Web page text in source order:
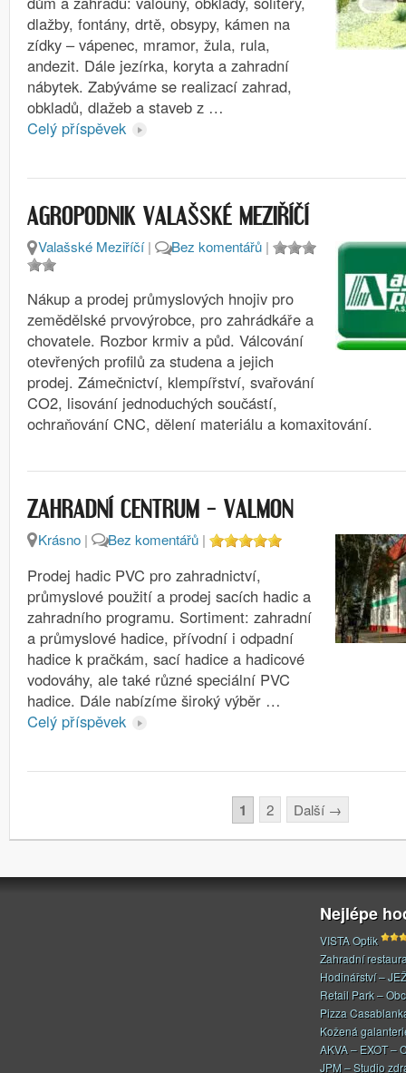
dlažby, fontány, drtě, obsypy, kámen na
zídky – vápenec, mramor, žula, rula,
andezit. Dále jezírka, koryta a zahradní
nábytek. Zabýváme se realizací zahrad,
obkladů, dlažeb a staveb z …
Celý příspěvek
AGROPODNIK VALAŠSKÉ MEZIŘÍČÍ
Valašské Meziříčí| Bez komentářů |
Nákup a prodej průmyslových hnojiv pro
zemědělské prvovýrobce, pro zahrádkáře a
chovatele. Rozbor krmiv a půd. Válcování
otevřených profilů za studena a jejich
prodej. Zámečnictví, klempířství, svařování
CO2, lisování jednoduchých součástí,
ochraňování CNC, dělení materiálu a komaxitování.
ZAHRADNÍ CENTRUM – VALMON
Krásno | Bez komentářů |
Prodej hadic PVC pro zahradnictví,
průmyslové použití a prodej sacích hadic a
zahradního programu. Sortiment: zahradní
a průmyslové hadice, přívodní i odpadní
hadice k pračkám, sací hadice a hadicové
vodováhy, ale také různé speciální PVC
hadice. Dále nabízíme široký výběr …
Celý příspěvek
1 2 Další →
Nejlépe
VISTA Optik
Zahradní
Hodinářství – JEŽ
Retail Park –
Pizza
Kožená
AKVA – EXOT –
JPM – Studio